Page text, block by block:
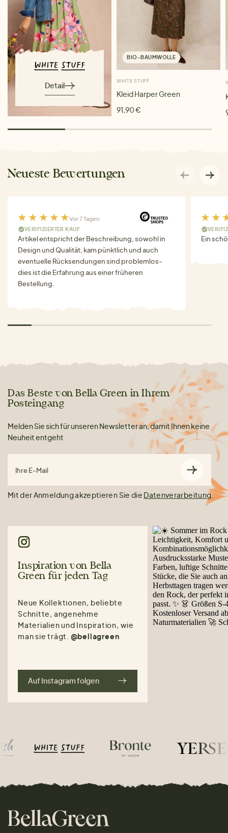
Detail
BIO-BAUMWOLLE
WHITE STUFF
Kleid Harper Green
91,90 €
Neueste Bewertungen
Vor 7 Tagen
VERIFIZIERTER KAUF
Artikel entspricht der Beschreibung, sowohl in
Design und Qualität, kam pünktlich und auch
eventuelle Rücksendungen sind problemlos-
dies ist die Erfahrung aus einer früheren
Bestellung.
Ein
Das Beste von Bella Green in Ihrem
Posteingang
Melden Sie sich für unseren Newsletter an, damit Ihnen keine
Neuheit entgeht
Ihre E-Mail
Mit der Anmeldung akzeptieren Sie die Datenverarbeitung.
Inspiration von Bella
Green für jeden Tag
Neue Kollektionen, beliebte
Schnitte, angenehme
Materialien und Inspiration, wie
man sie trägt. @bellagreen
Auf Instagram folgen